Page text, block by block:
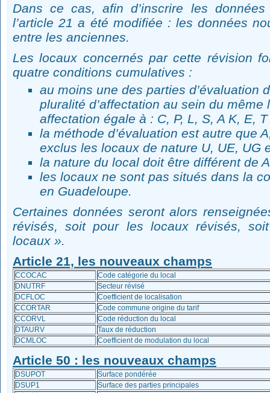
Dans ce cas, afin d’inscrire les
l’article 21 a été modifiée : les données
entre les anciennes.
Les locaux concernés par cette révision
quatre conditions cumulatives :
au moins une des parties d’évaluation
pluralité d’affectation au sein du même
affectation égale à : C, P, L, S, A K, E,
la méthode d’évaluation est autre que
exclus les locaux de nature U, UE, UG
la nature du local doit être différent de
les locaux ne sont pas situés dans la
en Guadeloupe.
Certaines données seront alors
révisés, soit pour les locaux révisés,
locaux ».
Article 21, les nouveaux champs
CCOCAC
Code catégorie du local
DNUTRF
Secteur révisé
DCFLOC
Coefficient de localisation
CCORTAR
Code commune origine du tarif
CCORVL
Code réduction du local
DTAURV
Taux de réduction
DCMLOC
Coefficient de modulation du local
Article 50 : les nouveaux champs
DSUPOT
Surface pondérée
DSUP1
Surface des parties principales